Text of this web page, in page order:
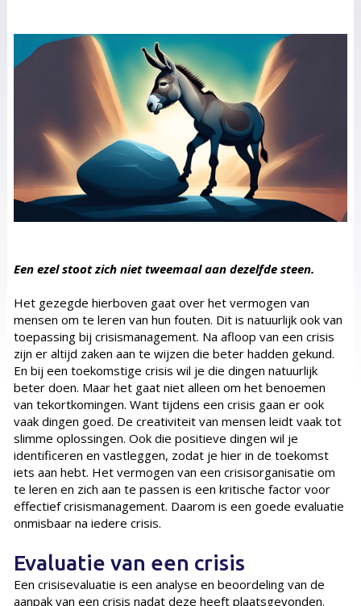
Een ezel stoot zich niet tweemaal aan dezelfde steen.
Het gezegde hierboven gaat over het vermogen van
mensen om te leren van hun fouten. Dit is natuurlijk ook van
toepassing bij crisismanagement. Na afloop van een crisis
zijn er altijd zaken aan te wijzen die beter hadden gekund.
En bij een toekomstige crisis wil je die dingen natuurlijk
beter doen. Maar het gaat niet alleen om het benoemen
van tekortkomingen. Want tijdens een crisis gaan er ook
vaak dingen goed. De creativiteit van mensen leidt vaak tot
slimme oplossingen. Ook die positieve dingen wil je
identificeren en vastleggen, zodat je hier in de toekomst
iets aan hebt. Het vermogen van een crisisorganisatie om
te leren en zich aan te passen is een kritische factor voor
effectief crisismanagement. Daarom is een goede evaluatie
onmisbaar na iedere crisis.
Evaluatie van een crisis
Een crisisevaluatie is een analyse en beoordeling van de
aanpak van een crisis nadat deze heeft plaatsgevonden.